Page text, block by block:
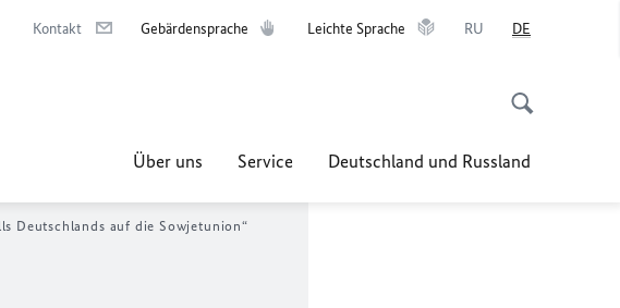
Kontakt Gebärdensprache Leichte Sprache RU DE
Über uns Service Deutschland und Russland
Deutschlands auf die Sowjetunion“